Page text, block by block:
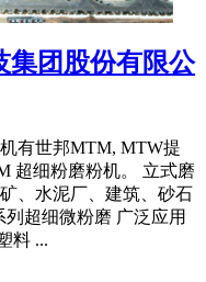
集团股份有限公
有世邦MTM, MTW提
超细粉磨粉机。 立式磨
、水泥厂、建筑、砂石
超细微粉磨 广泛应用
料 ...